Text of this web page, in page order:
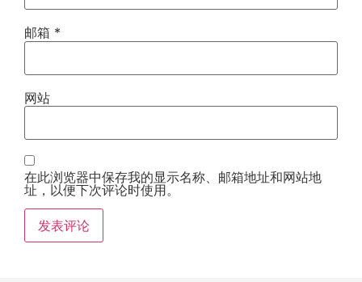
邮箱 *
网站
在此浏览器中保存我的显示名称、邮箱地址和网站地
址，以便下次评论时使用。